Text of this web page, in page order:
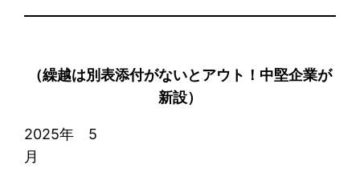
（繰越は別表添付がないとアウト！中堅企業が
新設）
2025年 5
月